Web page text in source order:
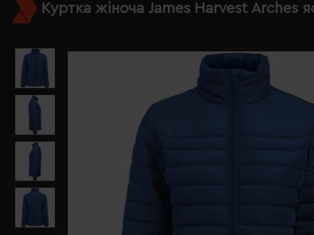
Куртка жіноча James Harvest Arches